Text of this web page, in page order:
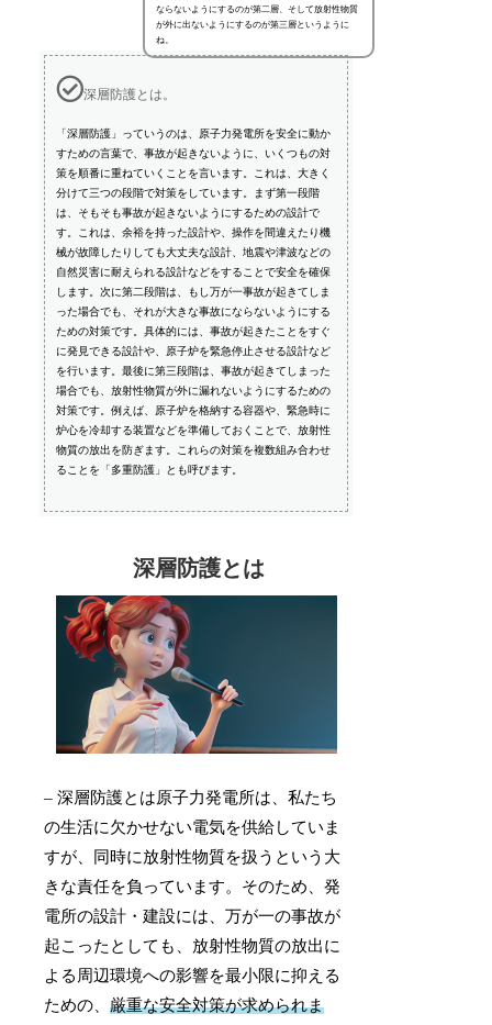
ならないようにするのが第二層、そして放射性物質
が外に出ないようにするのが第三層というように
ね。
深層防護とは。
「深層防護」っていうのは、原子力発電所を安全に動か
すための言葉で、事故が起きないように、いくつもの対
策を順番に重ねていくことを言います。これは、大きく
分けて三つの段階で対策をしています。まず第一段階
は、そもそも事故が起きないようにするための設計で
す。これは、余裕を持った設計や、操作を間違えたり機
械が故障したりしても大丈夫な設計、地震や津波などの
自然災害に耐えられる設計などをすることで安全を確保
します。次に第二段階は、もし万が一事故が起きてしま
った場合でも、それが大きな事故にならないようにする
ための対策です。具体的には、事故が起きたことをすぐ
に発見できる設計や、原子炉を緊急停止させる設計など
を行います。最後に第三段階は、事故が起きてしまった
場合でも、放射性物質が外に漏れないようにするための
対策です。例えば、原子炉を格納する容器や、緊急時に
炉心を冷却する装置などを準備しておくことで、放射性
物質の放出を防ぎます。これらの対策を複数組み合わせ
ることを「多重防護」とも呼びます。
深層防護とは
– 深層防護とは原子力発電所は、私たち
の生活に欠かせない電気を供給していま
すが、同時に放射性物質を扱うという大
きな責任を負っています。そのため、発
電所の設計・建設には、万が一の事故が
起こったとしても、放射性物質の放出に
よる周辺環境への影響を最小限に抑える
ための、厳重な安全対策が求められま